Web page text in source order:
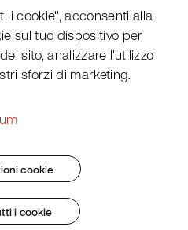
updated on news, event
generali
Protezione dei dati
i cookie", acconsenti alla
sul tuo dispositivo per
sito, analizzare l'utilizzo
sforzi di marketing.
cookie
i cookie